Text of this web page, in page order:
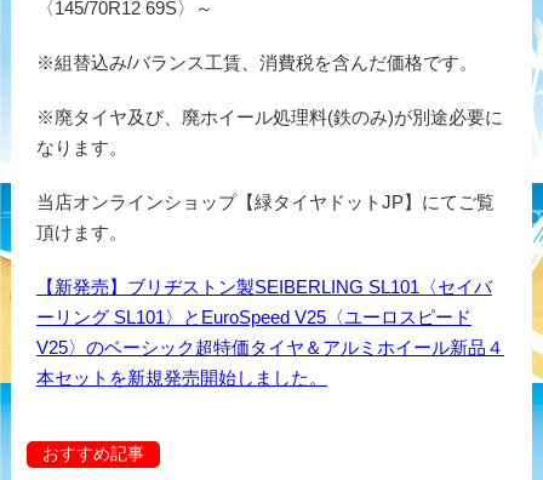
〈145/70R12 69S〉～
※組替込み/バランス工賃、消費税を含んだ価格です。
※廃タイヤ及び、廃ホイール処理料(鉄のみ)が別途必要に
なります。
当店オンラインショップ【緑タイヤドットJP】にてご覧
頂けます。
【新発売】ブリヂストン製SEIBERLING SL101〈セイバ
ーリング SL101〉とEuroSpeed V25〈ユーロスピード
V25〉のベーシック超特価タイヤ＆アルミホイール新品４
本セットを新規発売開始しました。
おすすめ記事